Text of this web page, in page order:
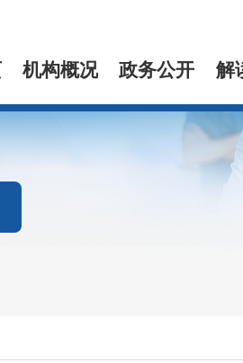
机构概况 政务公开 解